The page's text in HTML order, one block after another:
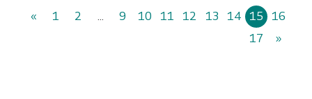
« 1 2 ... 9 10 11 12 13 14 15
16
17
»